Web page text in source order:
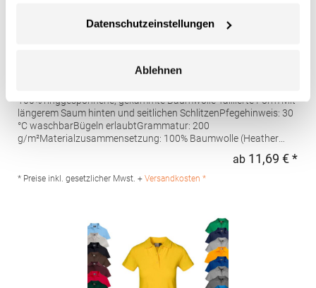
Datenschutzeinstellungen
Ablehnen
AQ020 Asquith & Fox Damen klassisches Polo
100% ringgesponnene, gekämmte Baumwolle Taillierte Form Mit
längerem Saum hinten und seitlichen SchlitzenPfegehinweis: 30
°C waschbarBügeln erlaubtGrammatur: 200
g/m²Materialzusammensetzung: 100% Baumwolle (Heather
Naas Road Bus. Park Naas Road Dublin D12 ER80 ROI Irland E-
ab 11,69 € *
* Preise inkl. gesetzlicher Mwst. + Versandkosten *